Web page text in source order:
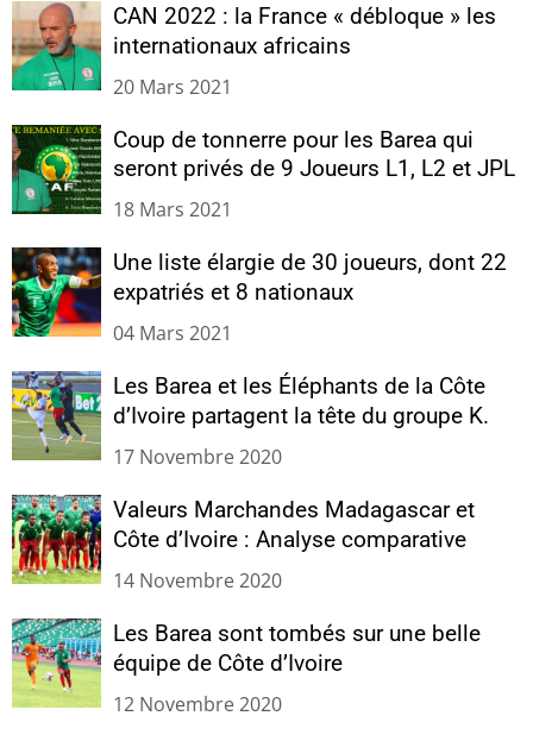
CAN 2022 : la France « débloque » les
internationaux africains
20 Mars 2021
Coup de tonnerre pour les Barea qui
seront privés de 9 Joueurs L1, L2 et JPL
18 Mars 2021
Une liste élargie de 30 joueurs, dont 22
expatriés et 8 nationaux
04 Mars 2021
Les Barea et les Éléphants de la Côte
d’Ivoire partagent la tête du groupe K.
17 Novembre 2020
Valeurs Marchandes Madagascar et
Côte d’Ivoire : Analyse comparative
14 Novembre 2020
Les Barea sont tombés sur une belle
équipe de Côte d’Ivoire
12 Novembre 2020